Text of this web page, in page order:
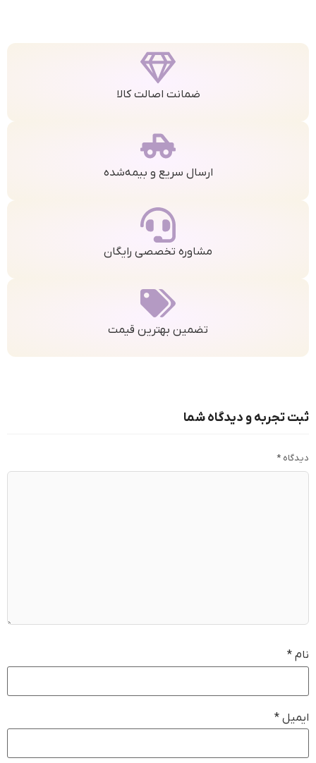
ضمانت اصالت کالا
ارسال سریع و بیمه‌شده
مشاوره تخصصی رایگان
تضمین بهترین قیمت
ثبت تجربه و دیدگاه شما
دیدگاه *
نام *
ایمیل *